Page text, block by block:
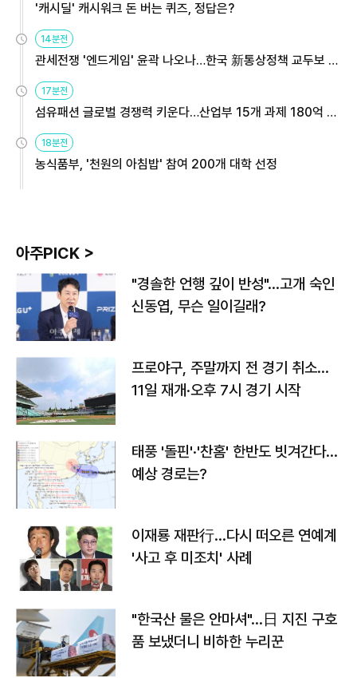
'캐시딜' 캐시워크 돈 버는 퀴즈, 정답은?
14분전
관세전쟁 '엔드게임' 윤곽 나오나…한국 新통상정책 교두보 활
용해야
17분전
섬유패션 글로벌 경쟁력 키운다…산업부 15개 과제 180억 지
원
18분전
농식품부, '천원의 아침밥' 참여 200개 대학 선정
아주PICK >
"경솔한 언행 깊이 반성"…고개 숙인
신동엽, 무슨 일이길래?
프로야구, 주말까지 전 경기 취소…
11일 재개·오후 7시 경기 시작
태풍 '돌핀'·'찬홈' 한반도 빗겨간다…
예상 경로는?
이재룡 재판行…다시 떠오른 연예계
'사고 후 미조치' 사례
"한국산 물은 안마셔"…日 지진 구호
품 보냈더니 비하한 누리꾼